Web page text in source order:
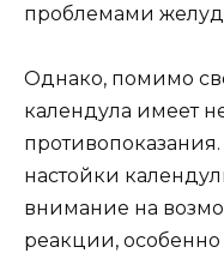
проблемами
Однако, помимо
календула имеет
настойки
внимание на
реакции,